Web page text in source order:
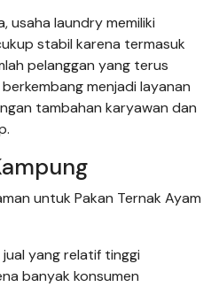
usaha laundry memiliki
stabil karena termasuk
pelanggan yang terus
menjadi layanan
tambahan karyawan dan
untuk Pakan Ternak Ayam
jual yang relatif tinggi
banyak konsumen